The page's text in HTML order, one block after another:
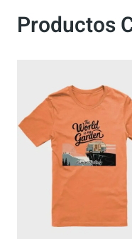
Productos